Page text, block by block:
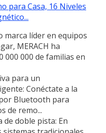
para Casa, 16 Niveles
marca líder en equipos
MERACH ha
000 000 de familias en
para un
Conéctate a la
Bluetooth para
de remo...
de doble pista: En